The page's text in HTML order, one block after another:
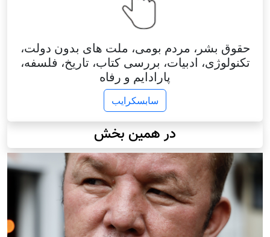
حقوق بشر، مردم بومی، ملت های بدون دولت،
تکنولوژی، ادبیات، بررسی کتاب، تاریخ، فلسفه،
پارادایم و رفاه
سابسکرایب
در همین بخش